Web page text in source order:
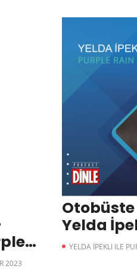
Otobüste
Yelda
Etkisi
YELDA İPEKLI ILE
2023